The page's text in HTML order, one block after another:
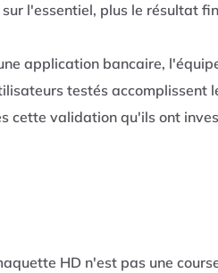
l'essentiel, plus le résultat
application bancaire,
testés accomplissent
cette validation qu'ils ont
HD n'est pas une